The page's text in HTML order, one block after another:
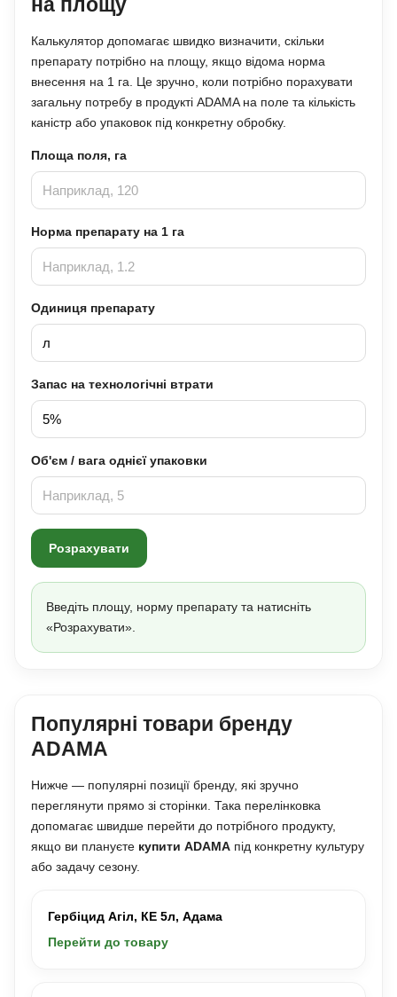
на площу
Калькулятор допомагає швидко визначити, скільки
препарату потрібно на площу, якщо відома норма
внесення на 1 га. Це зручно, коли потрібно порахувати
загальну потребу в продукті ADAMA на поле та кількість
каністр або упаковок під конкретну обробку.
Площа поля, га
Норма препарату на 1 га
Одиниця препарату
Запас на технологічні втрати
Об'єм / вага однієї упаковки
Розрахувати
Введіть площу, норму препарату та натисніть
«Розрахувати».
Популярні товари бренду
ADAMA
Нижче — популярні позиції бренду, які зручно
переглянути прямо зі сторінки. Така перелінковка
допомагає швидше перейти до потрібного продукту,
якщо ви плануєте купити ADAMA під конкретну культуру
або задачу сезону.
Гербіцид Агіл, КЕ 5л, Адама
Перейти до товару